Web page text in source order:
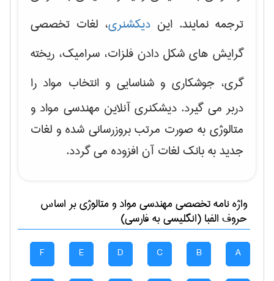
ترجمه نمایند. این دیکشنری، لغات تخصصی
گرایش های شکل دادن فلزات، سرامیک، ریخته
گری، جوشکاری و شناسایی و انتخاب مواد را
دربر می گیرد. دیشکنری آنلاین مهندسی مواد و
متالوژی به صورت مرتب بروزرسانی شده و لغات
جدید به بانک لغات آن افزوده می گردد.
واژه نامه تخصصیمهندسی مواد و متالوژیبر اساس
حروف الفبا (انگلیسی به فارسی)
A
B
C
D
E
F